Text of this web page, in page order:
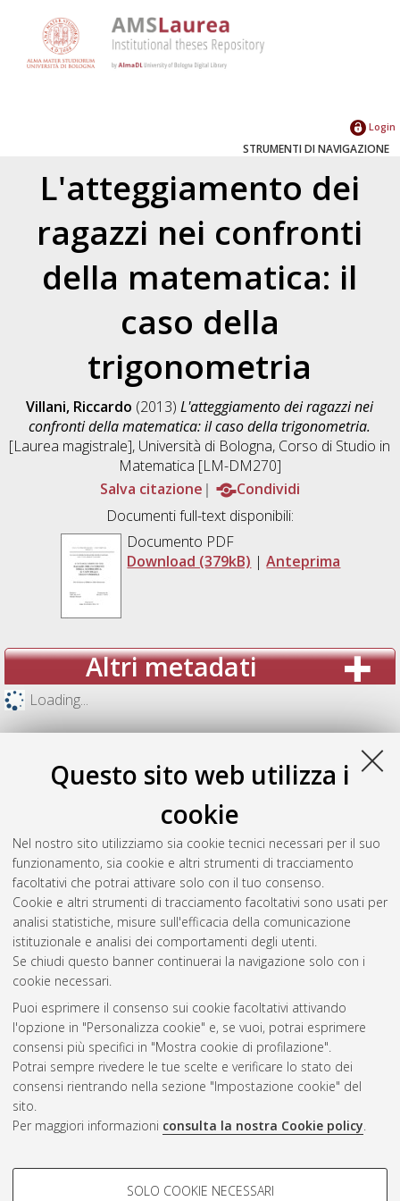
Questo sito web utilizza i
cookie
Nel nostro sito utilizziamo sia cookie tecnici necessari per il suo
funzionamento, sia cookie e altri strumenti di tracciamento
facoltativi che potrai attivare solo con il tuo consenso.
Cookie e altri strumenti di tracciamento facoltativi sono usati per
analisi statistiche, misure sull'efficacia della comunicazione
istituzionale e analisi dei comportamenti degli utenti.
Se chiudi questo banner continuerai la navigazione solo con i
cookie necessari.
Puoi esprimere il consenso sui cookie facoltativi attivando
l'opzione in "Personalizza cookie" e, se vuoi, potrai esprimere
consensi più specifici in "Mostra cookie di profilazione".
Potrai sempre rivedere le tue scelte e verificare lo stato dei
consensi rientrando nella sezione "Impostazione cookie" del
sito.
Per maggiori informazioni consulta la nostra Cookie policy.
COOKIE DI PROFILAZIONE -
SOLO COOKIE NECESSARI
Login
STRUMENTI DI NAVIGAZIONE
L'atteggiamento dei
ragazzi nei confronti
della matematica: il
caso della
trigonometria
Villani, Riccardo (2013)L'atteggiamento dei ragazzi nei
confronti della matematica: il caso della trigonometria.
[Laurea magistrale], Università di Bologna, Corso di Studio in
Matematica [LM-DM270]
Salva citazione
Condividi
Documenti full-text disponibili:
Documento PDF
Download (379kB) |Anteprima
Altri metadati
Loading...
Gestione del documento:
Atom
Rss 1.0
Rss 2.0
AMS Laurea
Impostazioni Cookie
Informativa sulla privacy